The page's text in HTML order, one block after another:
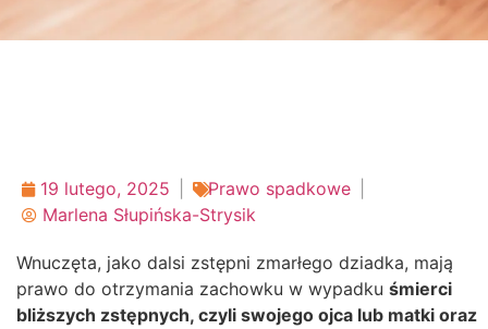
19 lutego, 2025
Prawo spadkowe
Marlena Słupińska-Strysik
Wnuczęta, jako dalsi zstępni zmarłego dziadka, mają
prawo do otrzymania zachowku w wypadku śmierci
bliższych zstępnych, czyli swojego ojca lub matki oraz